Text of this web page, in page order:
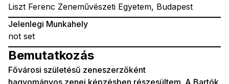
Bemutatkozás
Fővárosi születésű zeneszerzőként
hagyományos zenei képzésben részesültem. A Bartók
Liszt Ferenc Zeneművészeti Egyetem, Budapest
Jelenlegi Munkahely
not set